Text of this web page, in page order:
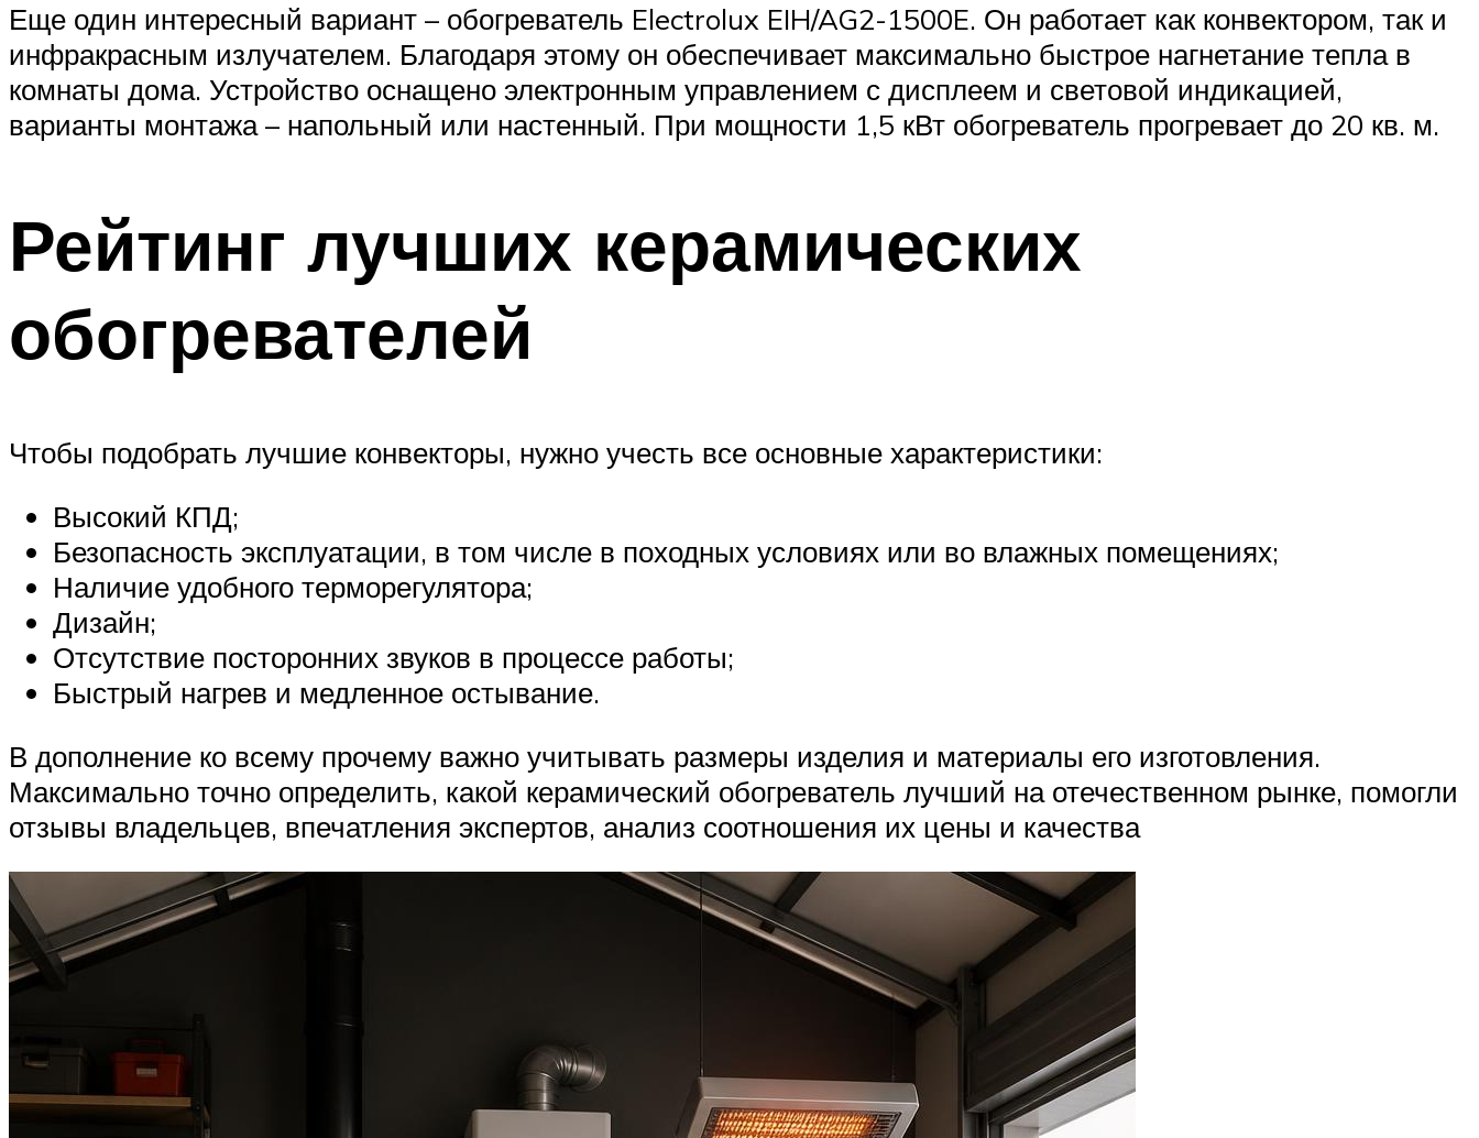
Еще один интересный вариант – обогреватель Electrolux EIH/AG2-1500E. Он работает как конвектором, так и
инфракрасным излучателем. Благодаря этому он обеспечивает максимально быстрое нагнетание тепла в
комнаты дома. Устройство оснащено электронным управлением с дисплеем и световой индикацией,
варианты монтажа – напольный или настенный. При мощности 1,5 кВт обогреватель прогревает до 20 кв. м.
Рейтинг лучших керамических
обогревателей
Чтобы подобрать лучшие конвекторы, нужно учесть все основные характеристики:
Высокий КПД;
Безопасность эксплуатации, в том числе в походных условиях или во влажных помещениях;
Наличие удобного терморегулятора;
Дизайн;
Отсутствие посторонних звуков в процессе работы;
Быстрый нагрев и медленное остывание.
В дополнение ко всему прочему важно учитывать размеры изделия и материалы его изготовления.
Максимально точно определить, какой керамический обогреватель лучший на отечественном рынке, помогли
отзывы владельцев, впечатления экспертов, анализ соотношения их цены и качества